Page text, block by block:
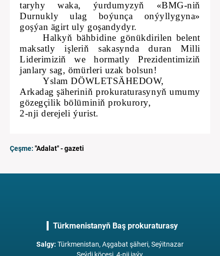
taryhy waka, ýurdumyzyň «BMG-niň
Durnukly ulag boýunça onýyllygyna»
goşýan ägirt uly goşandydyr.
Halkyň bähbidine gönükdirilen belent
maksatly işleriň sakasynda duran Milli
Liderimiziň we hormatly Prezidentimiziň
janlary sag, ömürleri uzak bolsun!
Yslam DÖWLETSÄHEDOW,
Arkadag şäheriniň prokuraturasynyň umumy
gözegçilik bölüminiň prokurory,
2-nji derejeli ýurist.
Çeşme: "Adalat" - gazeti
Türkmenistanyň Baş prokuraturasy
Salgy: Türkmenistan, Aşgabat şäheri, Seýitnazar